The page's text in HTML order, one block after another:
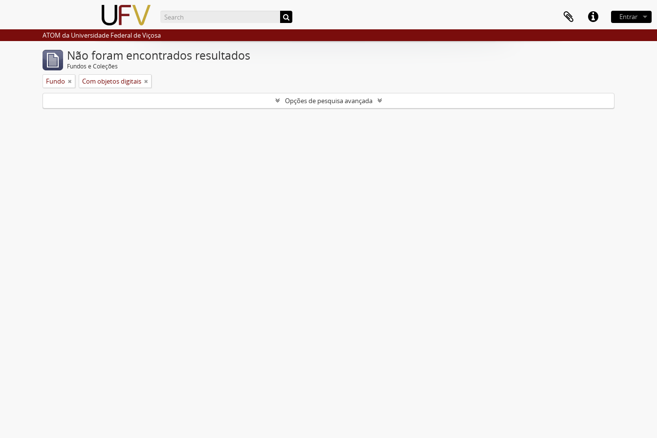
Entrar
ATOM da Universidade Federal de Viçosa
Não foram encontrados resultados
Fundos e Coleções
Fundo Com objetos digitais
Opções de pesquisa avançada